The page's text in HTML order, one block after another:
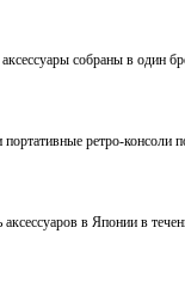
собраны в один
ретро-консоли
в Японии в